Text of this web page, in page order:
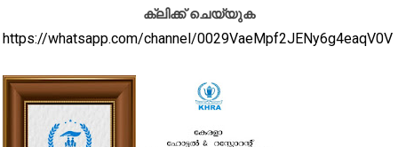
ക്ലിക്ക് ചെയ്യുക
https://whatsapp.com/channel/0029VaeMpf2JENy6g4eaqV0V